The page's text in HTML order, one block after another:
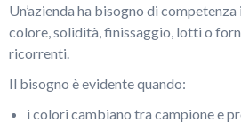
Un’azienda ha bisogno di
colore, solidità, finissaggio, lotti o
ricorrenti.
Il bisogno è evidente quando:
i colori cambiano tra campione e